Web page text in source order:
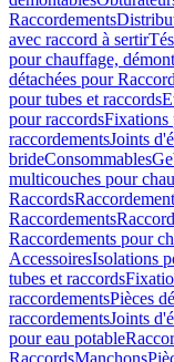
Raccordements
avec raccord à sertir
pour chauffage,
détachées pour
pour tubes et raccords
pour raccordsFixations
raccordementsJoints
brideConsommables
multicouches pour
Raccords
Raccordements
Raccordements pour
AccessoiresIsolations
tubes et raccords
raccordementsPièces
raccordementsJoints
pour eau potable
RaccordsManchons